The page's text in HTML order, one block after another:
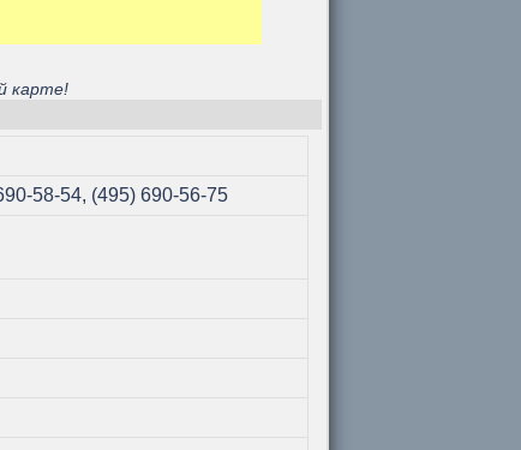
карте!
58-54, (495) 690-56-75